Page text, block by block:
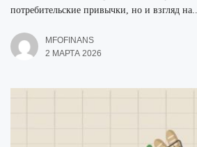
потребительские привычки, но и взгляд
MFOFINANS
2 МАРТА 2026